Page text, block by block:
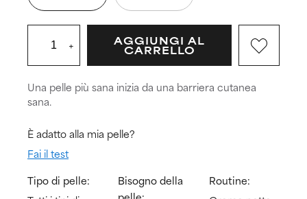
Una pelle più sana inizia da una barriera cutanea
sana.
È adatto alla mia pelle?
Fai il test
Tipo di pelle:
Bisogno della
Routine:
+ AGGIUNGI AL
CARRELLO